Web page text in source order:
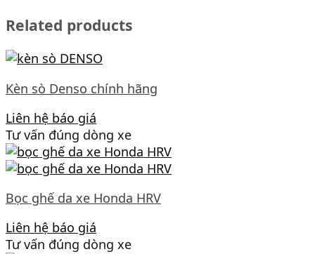
Related products
Kèn sò Denso chính hãng
Liên hệ báo giá
Tư vấn đúng dòng xe
Bọc ghế da xe Honda HRV
Liên hệ báo giá
Tư vấn đúng dòng xe